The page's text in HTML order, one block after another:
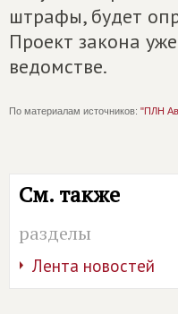
штрафы, будет
Проект закона
ведомстве.
По материалам источников: "ПЛН
См. также
разделы
Лента новостей